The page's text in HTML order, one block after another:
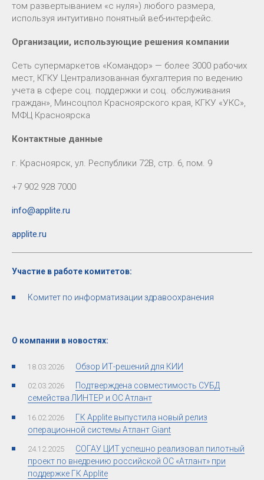
том развертыванием «с нуля») любого размера,
используя интуитивно понятный веб-интерфейс.
Организации, использующие решения компании
Сеть супермаркетов «Командор» — более 3000 рабочих
мест, КГКУ Централизованная бухгалтерия по ведению
учета в сфере соц. поддержки и соц. обслуживания
граждан», Минсоцпол Красноярского края, КГКУ «УКС»,
МФЦ Красноярска
Контактные данные
г. Красноярск, ул. Республики 72В, стр. 6, пом. 9
+7 902 928 7000
info@applite.ru
applite.ru
Участие в работе комитетов:
Комитет по информатизации здравоохранения
О компании в новостях:
18.03.2026 Обзор ИТ-решений для КИИ
02.03.2026
Подтверждена совместимость СУБД
семейства ЛИНТЕР и ОС Атлант
16.02.2026
ГК Applite выпустила новый релиз
операционной системы Атлант Giant
24.12.2025
СОГАУ ЦИТ успешно реализовал пилотный
проект по внедрению российской ОС «Атлант» при
поддержке ГК Applite